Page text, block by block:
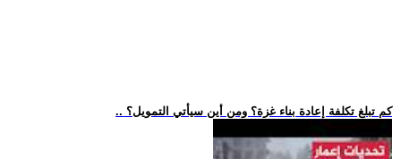
.. كم تبلغ تكلفة إعادة بناء غزة؟ ومن أين سيأتي التمويل؟